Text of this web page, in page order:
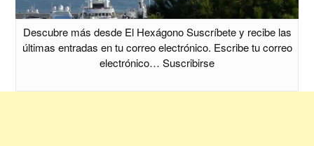
Descubre más desde El Hexágono Suscríbete y recibe las
últimas entradas en tu correo electrónico. Escribe tu correo
electrónico… Suscribirse